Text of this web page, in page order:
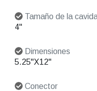
Tamaño de la
4"
Dimensiones
5.25"X12"
Conector